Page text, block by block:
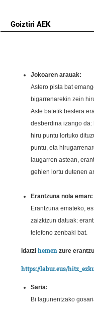
Goiztiri AEK
Jokoaren arauak:
Astero pista bat
bigarrenarekin zein
Aste batetik bestera
desberdina izango
hiru puntu lortuko
puntu, eta
laugarren astean,
gehien lortu dutenen
Erantzuna nola eman:
Erantzuna emateko,
zaizkizun datuak:
telefono zenbaki bat.
Idatzihemen zure
https://labur.eus/
Saria:
Bi lagunentzako